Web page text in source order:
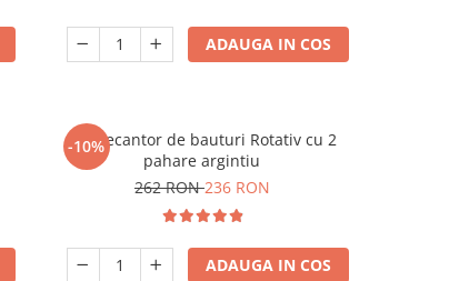
ADAUGA IN COS
-10%
Set Decantor de bauturi Rotativ cu 2
pahare argintiu
262 RON236 RON
ADAUGA IN COS